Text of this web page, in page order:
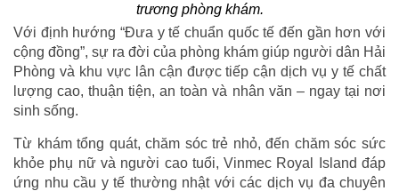
trương phòng khám.
Với định hướng “Đưa y tế chuẩn quốc tế đến gần hơn với
cộng đồng”, sự ra đời của phòng khám giúp người dân Hải
Phòng và khu vực lân cận được tiếp cận dịch vụ y tế chất
lượng cao, thuận tiện, an toàn và nhân văn – ngay tại nơi
sinh sống.
Từ khám tổng quát, chăm sóc trẻ nhỏ, đến chăm sóc sức
khỏe phụ nữ và người cao tuổi, Vinmec Royal Island đáp
ứng nhu cầu y tế thường nhật với các dịch vụ đa chuyên